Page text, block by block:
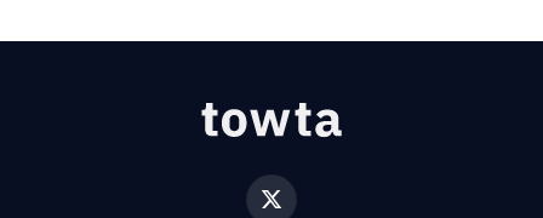
X